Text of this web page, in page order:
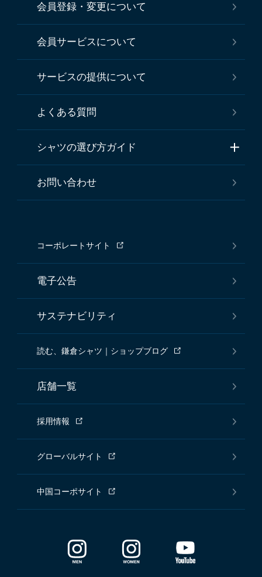
会員登録・変更について
会員サービスについて
サービスの提供について
よくある質問
シャツの選び方ガイド
お問い合わせ
コーポレートサイト
電子公告
サステナビリティ
読む、鎌倉シャツ｜ショップブログ
店舗一覧
採用情報
グローバルサイト
中国コーポサイト